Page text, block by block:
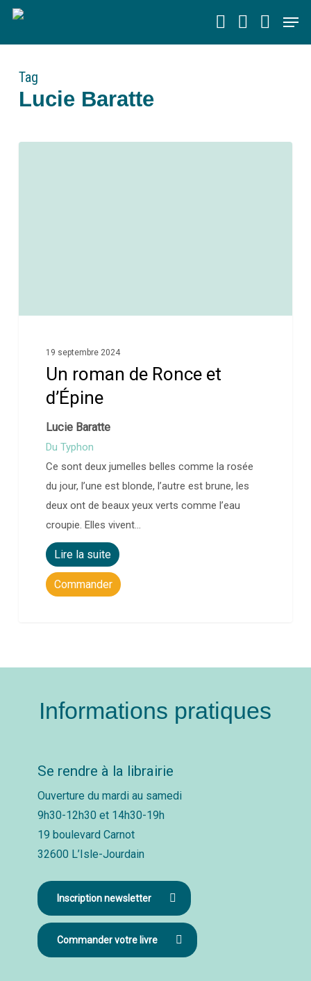
Skip
main
Tag
Lucie Baratte
19 septembre 2024
Un roman de Ronce et
d’Épine
Lucie Baratte
Du Typhon
Ce sont deux jumelles belles comme la rosée
du jour, l’une est blonde, l’autre est brune, les
deux ont de beaux yeux verts comme l’eau
croupie. Elles vivent…
Lire la suite
Commander
Informations pratiques
Se rendre à la librairie
Ouverture du mardi au samedi
9h30-12h30 et 14h30-19h
19 boulevard Carnot
32600 L’Isle-Jourdain
Inscription newsletter
Commander votre livre